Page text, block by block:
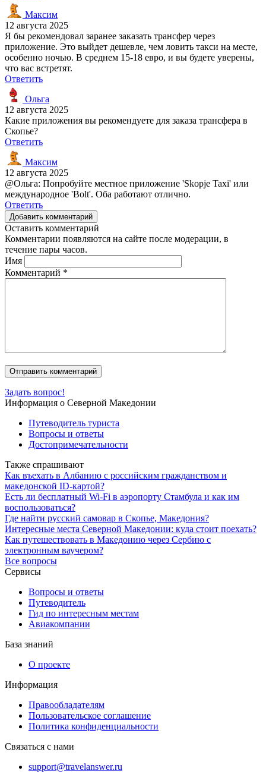
Максим
12 августа 2025
Я бы рекомендовал заранее заказать трансфер через
приложение. Это выйдет дешевле, чем ловить такси на месте,
особенно ночью. В среднем 15-18 евро, и вы будете уверены,
что вас встретят.
Ответить
Ольга
12 августа 2025
Какие приложения вы рекомендуете для заказа трансфера в
Скопье?
Ответить
Максим
12 августа 2025
@Ольга: Попробуйте местное приложение 'Skopje Taxi' или
международное 'Bolt'. Оба работают отлично.
Ответить
Добавить комментарий
Оставить комментарий
Комментарии появляются на сайте после модерации, в
течение пары часов.
Имя
Комментарий *
Задать вопрос!
Информация о Северной Македонии
Путеводитель туриста
Вопросы и ответы
Достопримечательности
Также спрашивают
Как въехать в Албанию с российским гражданством и
македонской ID-картой?
Есть ли бесплатный Wi-Fi в аэропорту Стамбула и как им
воспользоваться?
Где найти русский самовар в Скопье, Македония?
Интересные места Северной Македонии: куда стоит поехать?
Как путешествовать в Македонию через Сербию с
электронным ваучером?
Все вопросы
Сервисы
Вопросы и ответы
Путеводитель
Гид по интересным местам
Авиакомпании
База знаний
О проекте
Информация
Правообладателям
Пользовательское соглашение
Политика конфиденциальности
Связаться с нами
support@travelanswer.ru